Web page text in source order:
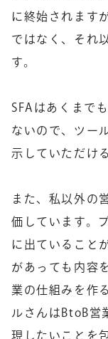
に終始されます
ではなく、それ
す。
SFAはあくまで
ないので、ツー
示していただけ
また、私以外の
価しています。
に出ていること
があっても内容
業の仕組みを作
ルさんはBtoB営
現したいことを